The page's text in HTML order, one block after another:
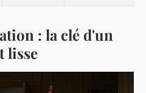
: la clé d'un
lisse